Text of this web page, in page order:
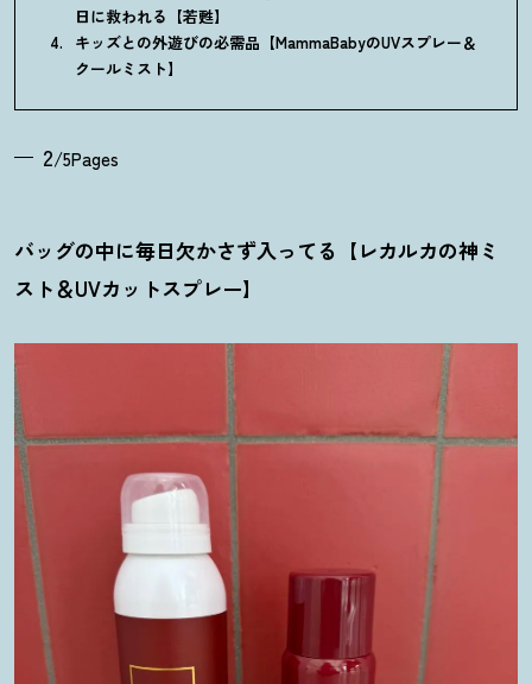
日に救われる【若甦】
キッズとの外遊びの必需品【MammaBabyのUVスプレー＆
クールミスト】
2/5Pages
バッグの中に毎日欠かさず入ってる【レカルカの神ミ
スト＆UVカットスプレー】